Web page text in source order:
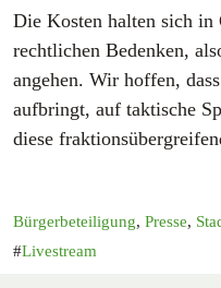
Die Kosten halten sich in
rechtlichen Bedenken,
angehen. Wir hoffen,
aufbringt, auf taktische
diese
Bürgerbeteiligung, Presse,
Livestream